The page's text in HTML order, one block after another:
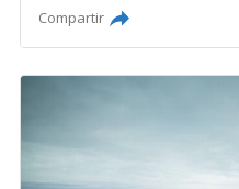
Compartir